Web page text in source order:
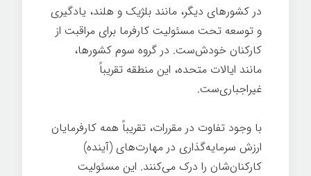
در کشورهای دیگر، مانند بلژیک و هلند، یادگیری
و توسعه تحت مسئولیت کارفرما برای مراقبت از
کارکنان خودش‌ست. در گروه سوم کشورها،
مانند ایالات متحده، این منطقه تقریباً
غیراجباری‌ست.
با وجود تفاوت در مقررات، تقریباً همه کارفرمایان
ارزش سرمایه‌گذاری در مهارت‌های (آینده)
کارکنان‌شان را درک می‌کنند. این مسئولیت